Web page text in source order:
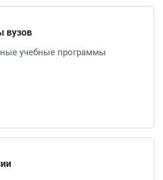
вузов
учебные программы